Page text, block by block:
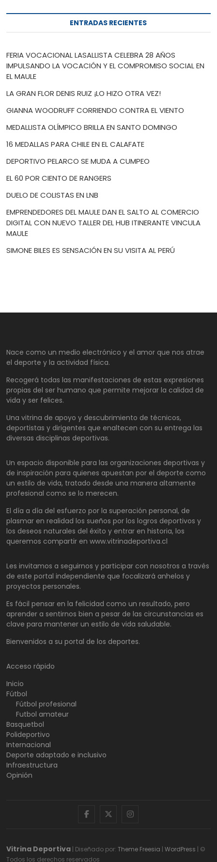
ENTRADAS RECIENTES
FERIA VOCACIONAL LASALLISTA CELEBRA 28 AÑOS
IMPULSANDO LA VOCACIÓN Y EL COMPROMISO SOCIAL EN
EL MAULE
LA GRAN FLOR DENIS RUIZ ¡LO HIZO OTRA VEZ!
GIANNA WOODRUFF CORRIENDO CONTRA EL VIENTO
MEDALLISTA OLÍMPICO BRILLA EN SANTO DOMINGO
16 MEDALLAS PARA CHILE EN EL CALAFATE
DEPORTIVO PELARCO SE MUDA A CUMPEO
EL 60 POR CIENTO DE RANGERS
DUELO DE COLISTAS EN LNB
EMPRENDEDORES DEL MAULE DAN EL SALTO AL COMERCIO
DIGITAL CON NUEVO TALLER DEL HUB ITINERANTE VINCULA
MAULE
SIMONE BILES ES SENSACIÓN EN SU VISITA AL PERÚ
Nace como un medio electrónico y el amor que nos atrae
el deporte y la actividad física.
Recogerá todas las manifestaciones de estas expresiones
propias del ser humano que permite mejorar la calidad de
vida y ser felices.
Una vitrina de apoyo y descubrimiento de técnicos,
deportistas y dirigentes que enaltecen con su entrega las
diversas disciplinas deportivas.
Un espacio disponible para las organizaciones deportivas y
de inspiración para quienes apuestan por el deporte como
un estilo de vida, tratado desde una manera altamente
profesional como se lo merecen.
El día a día del esfuerzo por la superación personal, de
plasmar en realidad los sueños por los logros deportivos y
los deseos naturales del éxito y entrar en historia, los
queremos compartir en www.vitrinadeportiva.cl
Les invitamos a seguirnos y participar con nosotros a través
de este portal independiente que focalizará anhelos y
proyectos personales.
Es fácil pensar en la felicidad como un resultado, pero
aprender a sentirnos bien a pesar de las circunstancias es
clave para mantener un estilo de vida saludable.
Bienvenidos a su portal de los deportes.
Acceso rápido
Inicio
Fútbol
Fútbol profesional
Futbol amateur
Basquetbol
Polideportivo
Internacional
Deporte adaptado e inclusivo
Infraestructura
Opinión
facebooktwitterinstagram
Vitrina Deportiva | Diseñado por:Theme Freesia |WordPress | ©
Todos los derechos reservados